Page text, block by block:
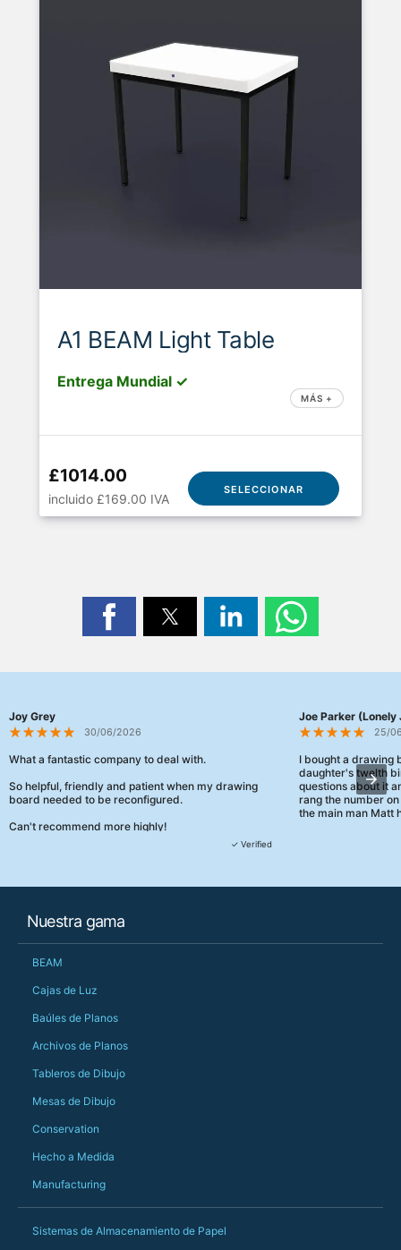
A1 BEAM Light Table
Entrega Mundial ✓
MÁS +
£1014.00
incluido £169.00 IVA
SELECCIONAR
Joy Grey
30/06/2026
What a fantastic company to deal with.
So helpful, friendly and patient when my drawing
board needed to be reconfigured.
Can't recommend more highly!
✓ Verified
Joe Parker (Lonely
25/
I bought a drawing
daughter's twelth
questions about it
rang the number
the main man Matt
Nuestra gama
BEAM
Cajas de Luz
Baúles de Planos
Archivos de Planos
Tableros de Dibujo
Mesas de Dibujo
Conservation
Hecho a Medida
Manufacturing
Sistemas de Almacenamiento de Papel